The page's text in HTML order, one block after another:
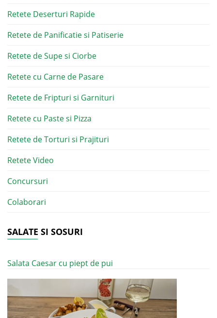
Retete Deserturi Rapide
Retete de Panificatie si Patiserie
Retete de Supe si Ciorbe
Retete cu Carne de Pasare
Retete de Fripturi si Garnituri
Retete cu Paste si Pizza
Retete de Torturi si Prajituri
Retete Video
Concursuri
Colaborari
SALATE SI SOSURI
Salata Caesar cu piept de pui